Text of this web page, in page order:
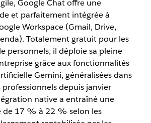
Google Chat offre une
et parfaitement intégrée à
Workspace (Gmail, Drive,
Totalement gratuit pour les
personnels, il déploie sa pleine
grâce aux fonctionnalités
Gemini, généralisées dans
depuis janvier
native a entraîné une
de 17 % à 22 % selon les